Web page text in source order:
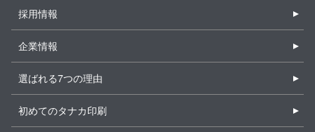
採用情報
企業情報
選ばれる7つの理由
初めてのタナカ印刷